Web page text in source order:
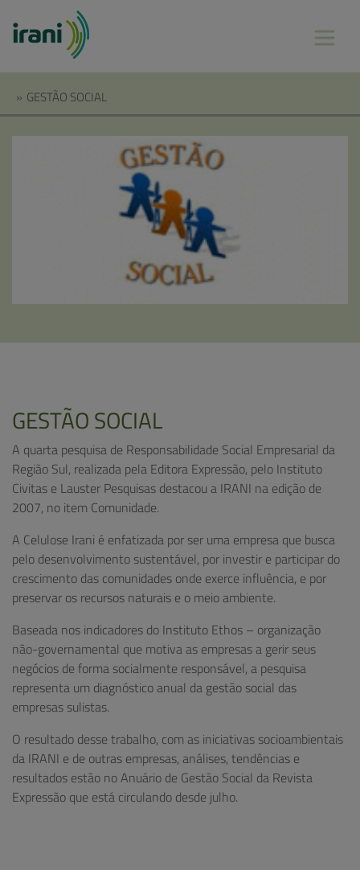
» GESTÃO SOCIAL
GESTÃO SOCIAL
A quarta pesquisa de Responsabilidade Social Empresarial da
Região Sul, realizada pela Editora Expressão, pelo Instituto
Civitas e Lauster Pesquisas destacou a IRANI na edição de
2007, no item Comunidade.
A Celulose Irani é enfatizada por ser uma empresa que busca
pelo desenvolvimento sustentável, por investir e participar do
crescimento das comunidades onde exerce influência, e por
preservar os recursos naturais e o meio ambiente.
Baseada nos indicadores do Instituto Ethos – organização
não-governamental que motiva as empresas a gerir seus
negócios de forma socialmente responsável, a pesquisa
representa um diagnóstico anual da gestão social das
empresas sulistas.
O resultado desse trabalho, com as iniciativas socioambientais
da IRANI e de outras empresas, análises, tendências e
resultados estão no Anuário de Gestão Social da Revista
Expressão que está circulando desde julho.